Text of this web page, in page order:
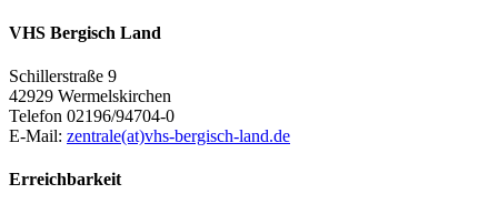
VHS Bergisch Land
Schillerstraße 9
42929 Wermelskirchen
Telefon 02196/94704-0
E-Mail: zentrale(at)vhs-bergisch-land.de
Erreichbarkeit